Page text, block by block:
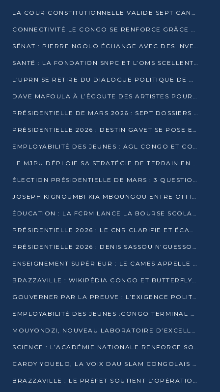
LA COUR CONSTITUTIONNELLE VALIDE SEPT CANDIDATURES POUR LA PRÉSIDENTIELLE
CONNECTIVITÉ LE CONGO SE RENFORCE GRÂCE AU CÂBLE 2AFRICA
SÉNAT : PIERRE NGOLO ÉCHANGE AVEC DES INVESTISSEURS DU NUMÉRIQUE
SANTÉ : LA FONDATION SNPC ET L’OMS SCELLENT UN PARTENARIAT STRATÉGIQUE DE TROIS ANS
L’UPRN SE RETIRE DU DIALOGUE POLITIQUE DE DJAMBALA : TENSIONS DANS LE PRÉ-ÉLECTORAL CONGOLAIS
DAVE MAFOULA À L’ÉCOUTE DES ARTISTES POUR REDÉFINIR SA POLITIQUE CULTURELLE
PRÉSIDENTIELLE DE MARS 2026 : SEPT DOSSIERS DE CANDIDATURE ENREGISTRÉS À LA CLÔTURE DES DÉPÔTS
PRÉSIDENTIELLE 2026 : DESTIN GAVET SE POSE EN CANDIDAT DU « RAS-LE-BOL »
EMPLOYABILITÉ DES JEUNES : AGL CONGO ET CONGO TERMINAL S’ALLIENT À UCAC-ICAM
LE MJPU DÉPLOIE SA STRATÉGIE DE TERRAIN EN FAVEUR DE DSN
ÉLECTION PRÉSIDENTIELLE DE MARS : 3 QUESTIONS À UN EXPERT CONGOLAIS DE LA CYBERSÉCURITÉ
JOSEPH KIGNOUMBI KIA MBOUNGOU ENTRE OFFICIELLEMENT EN COURSE POUR LA PRÉSIDENTIELLE
ÉDUCATION : LA FCRM LANCE LA BOURSE SCOLAIRE FRANCINE-NTOUMI POUR PROMOUVOIR LES FILIÈRES SCIENTIFIQUES
PRÉSIDENTIELLE 2026 : LE CNR CLARIFIE ET ÉCARTE LA CANDIDATURE DU PASTEUR NTUMI
PRÉSIDENTIELLE 2026 : DENIS SASSOU N’GUESSO ANNONCE OFFICIELLEMENT SA CANDIDATURE
ENSEIGNEMENT SUPÉRIEUR : LE CAMES APPELLE À UNE UNIVERSITÉ AFRICAINE AXÉE SUR L’EMPLOYABILITÉ
BRAZZAVILLE : WIKIPÉDIA CONGO ET BUTTERFLY SCELLENT UN PARTENARIAT POUR STRUCTURER LE BÉNÉVOLAT NUMÉRIQUE
GOUVERNER PAR LA PREUVE : L’EXIGENCE POLITIQUE DU XXIᵉ SIÈCLE
EMPLOYABILITÉ DES JEUNES :CONGO TERMINAL S’ALLIE À L’ESCIC POUR RAPPROCHER L’ÉCOLE DU TERRAIN
MOUYONDZI, NOUVEAU LABORATOIRE D’EXCELLENCE PÉDAGOGIQUE AVEC L’ENFICE
SCIENCE : L’ACADÉMIE NATIONALE RENFORCE SON ÉQUIPE ET TRACE SA FEUILLE DE ROUTE 2026
CARDY YOUELO, LA VOIX DAU SLAM CONGOLAIS QUI INTERPELLE LE MONDE
BRAZZAVILLE : LE PRÉFET SOUTIENT L’OPÉRATION « ZÉRO KULUNA » ET APPELLE À LA VIGILANCE CITOYENNE